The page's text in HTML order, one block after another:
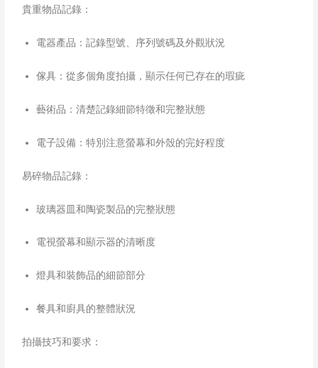
貴重物品記錄：
電器產品：記錄型號、序列號碼及外觀狀況
傢具：從多個角度拍攝，顯示任何已存在的瑕疵
藝術品：清楚記錄細節特徵和完整狀態
電子設備：特別注意螢幕和外殼的完好程度
易碎物品記錄：
玻璃器皿和陶瓷製品的完整狀態​
電視螢幕和顯示器的清晰度
燈具和裝飾品的細節部分
餐具和廚具的整體狀況
拍攝技巧和要求：